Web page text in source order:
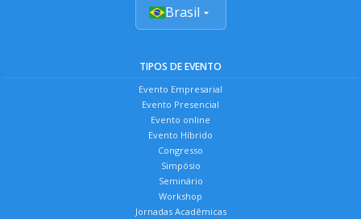
Brasil
TIPOS DE EVENTO
Evento Empresarial
Evento Presencial
Evento online
Evento Híbrido
Congresso
Simpósio
Seminário
Workshop
Jornadas Acadêmicas